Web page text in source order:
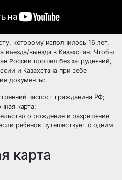
которому исполнилось 16 лет,
въезда/выезда в Казахстан. Чтобы
России прошел без затруднений,
и Казахстана при себе
документы:
паспорт гражданина РФ;
карта;
о рождение и разрешение
ребенок путешествует с одним
карта